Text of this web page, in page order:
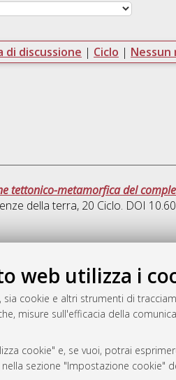
web utilizza i
cookie e altri strumenti di
misure sull'efficacia della
cookie" e, se vuoi, potrai
sezione "Impostazione cookie"
di discussione | Ciclo |
tettonico-metamorfica del
della terra, 20 Ciclo. DOI
AlmaDL